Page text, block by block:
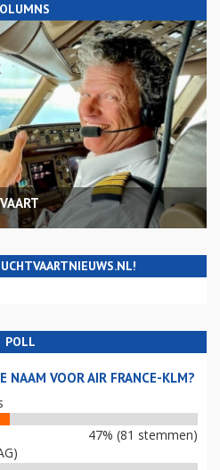
POLL
NAAM VOOR AIR FRANCE-KLM?
47% (81 stemmen)